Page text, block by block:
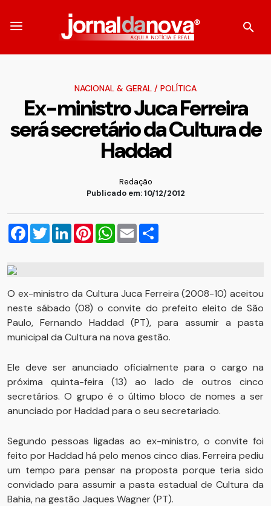
NACIONAL & GERAL / POLÍTICA
Ex-ministro Juca Ferreira
será secretário da Cultura de
Haddad
Redação
Publicado em: 10/12/2012
Facebook
TwitterLinkedInPinterestWhatsApp
Email
O ex-ministro da Cultura Juca Ferreira (2008-10) aceitou
neste sábado (08) o convite do prefeito eleito de São
Paulo, Fernando Haddad (PT), para assumir a pasta
municipal da Cultura na nova gestão.
Ele deve ser anunciado oficialmente para o cargo na
próxima quinta-feira (13) ao lado de outros cinco
secretários. O grupo é o último bloco de nomes a ser
anunciado por Haddad para o seu secretariado.
Segundo pessoas ligadas ao ex-ministro, o convite foi
feito por Haddad há pelo menos cinco dias. Ferreira pediu
um tempo para pensar na proposta porque teria sido
convidado para assumir a pasta estadual de Cultura da
Bahia, na gestão Jaques Wagner (PT).